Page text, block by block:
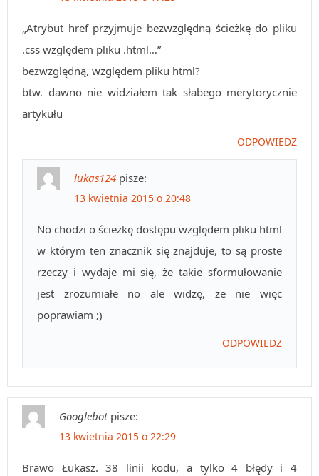
„Atrybut href przyjmuje bezwzględną ścieżkę do pliku
.css względem pliku .html…”
bezwzględną, względem pliku html?
btw. dawno nie widziałem tak słabego merytorycznie
artykułu
ODPOWIEDZ
lukas124 pisze:
13 kwietnia 2015 o 20:48
No chodzi o ścieżkę dostępu względem pliku html
w którym ten znacznik się znajduje, to są proste
rzeczy i wydaje mi się, że takie sformułowanie
jest zrozumiałe no ale widzę, że nie więc
poprawiam ;)
ODPOWIEDZ
Googlebot pisze:
13 kwietnia 2015 o 22:29
Brawo Łukasz. 38 linii kodu, a tylko 4 błędy i 4